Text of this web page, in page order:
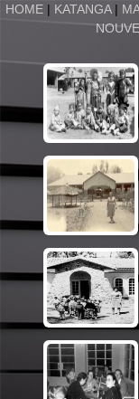
HOME | KATANGA|